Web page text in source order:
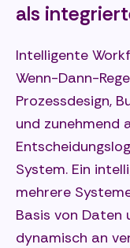
als
Intelligente
Wenn-Dann-
Prozessdesign,
und zunehmend
System. Ein
mehrere
Basis von Daten
dynamisch an